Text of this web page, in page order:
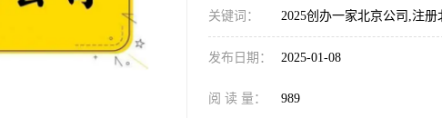
关键词： 2025创办一家北京公司,注
发布日期： 2025-01-08
阅 读 量： 989